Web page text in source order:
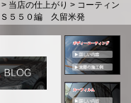
> 当店の仕上がり > コーティン
５５０編 久留米発